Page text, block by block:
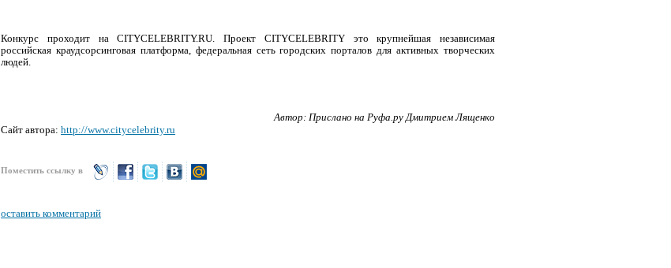
Конкурс проходит на CITYCELEBRITY.RU. Проект CITYCELEBRITY это крупнейшая независимая
российская краудсорсинговая платформа, федеральная сеть городских порталов для активных творческих
людей.
Автор: Прислано на Руфа.ру Дмитрием Лященко
Сайт автора: http://www.citycelebrity.ru
Поместить ссылку в
оставить комментарий